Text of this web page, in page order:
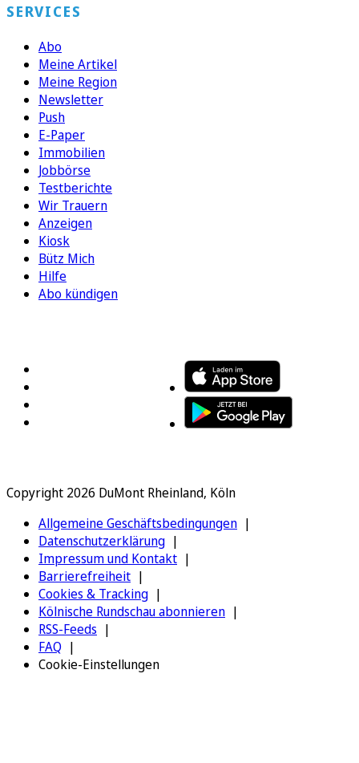
SERVICES
Abo
Meine Artikel
Meine Region
Newsletter
Push
E-Paper
Immobilien
Jobbörse
Testberichte
Wir Trauern
Anzeigen
Kiosk
Bütz Mich
Hilfe
Abo kündigen
Copyright 2026 DuMont Rheinland, Köln
Allgemeine Geschäftsbedingungen
Datenschutzerklärung
Impressum und Kontakt
Barrierefreiheit
Cookies & Tracking
Kölnische Rundschau abonnieren
RSS-Feeds
FAQ
Cookie-Einstellungen